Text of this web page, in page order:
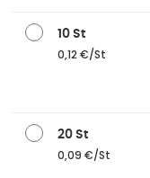
10 St
0,12 €/St
20 St
0,09 €/St